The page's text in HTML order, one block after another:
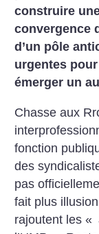
construire
convergence
d’un pôle
urgentes
émerger un
Chasse aux
fonction
des
pas
fait plus
rajoutent les «